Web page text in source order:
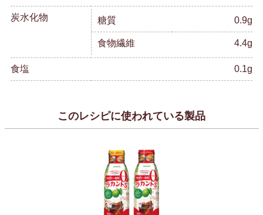
炭水化物 糖質 0.9g
食物繊維 4.4g
食塩 0.1g
このレシピに使われている製品